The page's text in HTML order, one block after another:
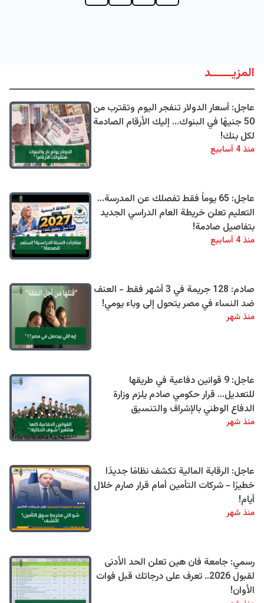
المزيــــــد
عاجل: أسعار الدولار تنفجر اليوم وتقترب من
50 جنيهًا في البنوك... إليك الأرقام الصادمة
لكل بنك!
منذ 4 أسابيع
عاجل: 65 يوماً فقط تفصلك عن المدرسة...
التعليم تعلن خريطة العام الدراسي الجديد
بتفاصيل صادمة!
منذ 4 أسابيع
صادم: 128 جريمة في 3 أشهر فقط - العنف
ضد النساء في مصر يتحول إلى وباء يومي!
منذ شهر
عاجل: 9 قوانين دفاعية في طريقها
للتعديل… قرار حكومي صادم يلزم وزارة
الدفاع الوطني بالإشراف والتنسيق
منذ شهر
عاجل: الرقابة المالية تكشف نظامًا جديدًا
خطيرًا - شركات التأمين أمام قرار صارم خلال
أيام!
منذ شهر
رسمي: جامعة فان هين تعلن الحد الأدنى
لقبول 2026.. تعرف على درجاتك قبل فوات
الأوان!